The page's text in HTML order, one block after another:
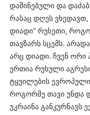
დაშინებული და
რასაც დღეს
დიადი“ რუსეთი,
თავზარს სცემს.
არც დიადი. ჩვენ ორი
ერთია რუსული
ტყუილების
როგორმე თავი უნდა
უკრაინა განკურნავს